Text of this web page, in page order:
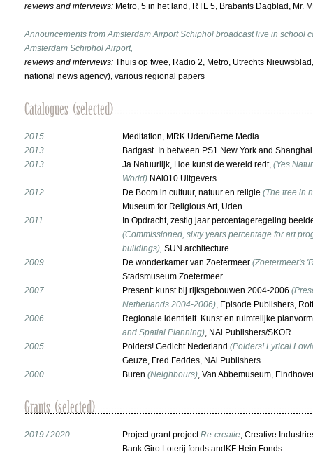
reviews and interviews: Metro, 5 in het land, RTL 5, Brabants Dagblad, Mr.
Announcements from Amsterdam Airport Schiphol broadcast live in school
Amsterdam Schiphol Airport,
reviews and interviews: Thuis op twee, Radio 2, Metro, Utrechts
national news agency), various regional papers
2015
Meditation, MRK Uden/Berne Media
2013
Badgast. In between PS1 New York and
2013
Ja Natuurlijk, Hoe kunst de wereld redt, (Yes
World) NAi010 Uitgevers
2012
De Boom in cultuur, natuur en religie (The tree in
Museum for Religious Art, Uden
2011
In Opdracht, zestig jaar percentageregeling
(Commissioned, sixty years percentage for art
buildings), SUN architecture
2009
De wonderkamer van Zoetermeer (Zoetermeer's
Stadsmuseum Zoetermeer
2007
Present: kunst bij rijksgebouwen 2004-2006
Netherlands 2004-2006), Episode Publishers,
2006
Regionale identiteit. Kunst en ruimtelijke
and Spatial Planning), NAi Publishers/SKOR
2005
Polders! Gedicht Nederland (Polders! Lyrical
Geuze, Fred Feddes, NAi Publishers
2000
Buren (Neighbours), Van Abbemuseum,
2019 / 2020 Project grant projectRe-creatie, Creative
Bank Giro Loterij fonds andKF Hein Fonds